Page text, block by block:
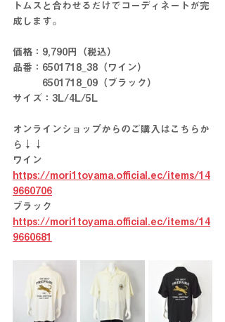
トムスと合わせるだけでコーディネートが完
成します。
価格：9,790円（税込）
品番：6501718_38（ワイン）
6501718_09（ブラック）
サイズ：3L/4L/5L
オンラインショップからのご購入はこちらか
ら↓↓
ワイン
https://mori1toyama.official.ec/items/14
9660706
ブラック
https://mori1toyama.official.ec/items/14
9660681